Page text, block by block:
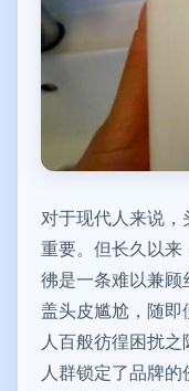
对于现代人来说
重要。但长久以
彿是一条难以兼
盖头皮尴尬，随
人百般彷徨困扰
人群锁定了品牌